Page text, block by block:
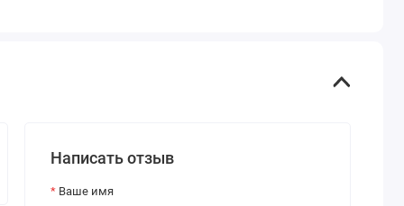
Написать отзыв
Ваше имя